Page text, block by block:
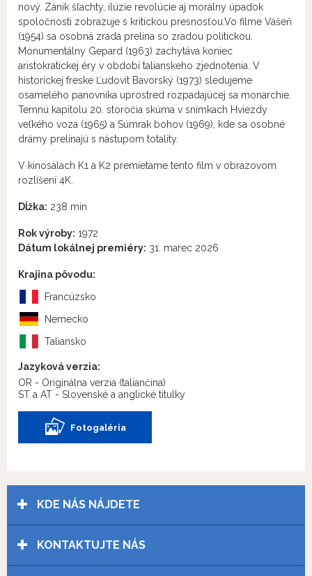
nový. Zánik šľachty, ilúzie revolúcie aj morálny úpadok
spoločnosti zobrazuje s kritickou presnosťou.Vo filme Vášeň
(1954) sa osobná zrada prelína so zradou politickou.
Monumentálny Gepard (1963) zachytáva koniec
aristokratickej éry v období talianskeho zjednotenia. V
historickej freske Ľudovít Bavorský (1973) sledujeme
osamelého panovníka uprostred rozpadajúcej sa monarchie.
Temnú kapitolu 20. storočia skúma v snímkach Hviezdy
veľkého voza (1965) a Súmrak bohov (1969), kde sa osobné
drámy prelínajú s nástupom totality.
V kinosálach K1 a K2 premietame tento film v obrazovom
rozlíšení 4K.
Dĺžka: 238 min
Rok výroby: 1972
Dátum lokálnej premiéry: 31. marec 2026
Krajina pôvodu:
Francúzsko
Nemecko
Taliansko
Jazyková verzia:
OR - Originálna verzia (taliančina)
ST a AT - Slovenské a anglické titulky
Fotogaléria
KDE NÁS NÁJDETE
KONTAKTUJTE NÁS